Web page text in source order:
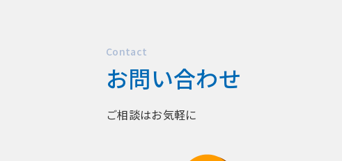
Contact
お問い合わせ
ご相談はお気軽に